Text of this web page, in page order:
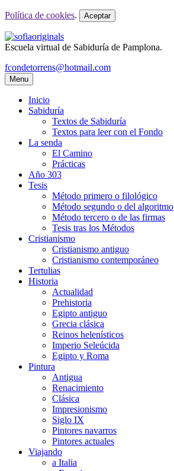
Política de cookies. Aceptar
Escuela virtual de Sabiduría de Pamplona.
fcondetorrens@hotmail.com
Menu
Inicio
Sabiduría
Textos de Sabiduría
Textos para leer con el Fondo
La senda
El Camino
Prácticas
Año 303
Tesis
Método primero o filológico
Método segundo o del algoritmo
Método tercero o de las firmas
Tesis tras los Métodos
Cristianismo
Cristianismo antiguo
Cristianismo contemporáneo
Tertulias
Historia
Actualidad
Prehistoria
Egipto antiguo
Grecia clásica
Reinos helenísticos
Imperio Seleúcida
Egipto y Roma
Pintura
Antigua
Renacimiento
Clásica
Impresionismo
Siglo IX
Pintores navarros
Pintores actuales
Viajando
a Italia